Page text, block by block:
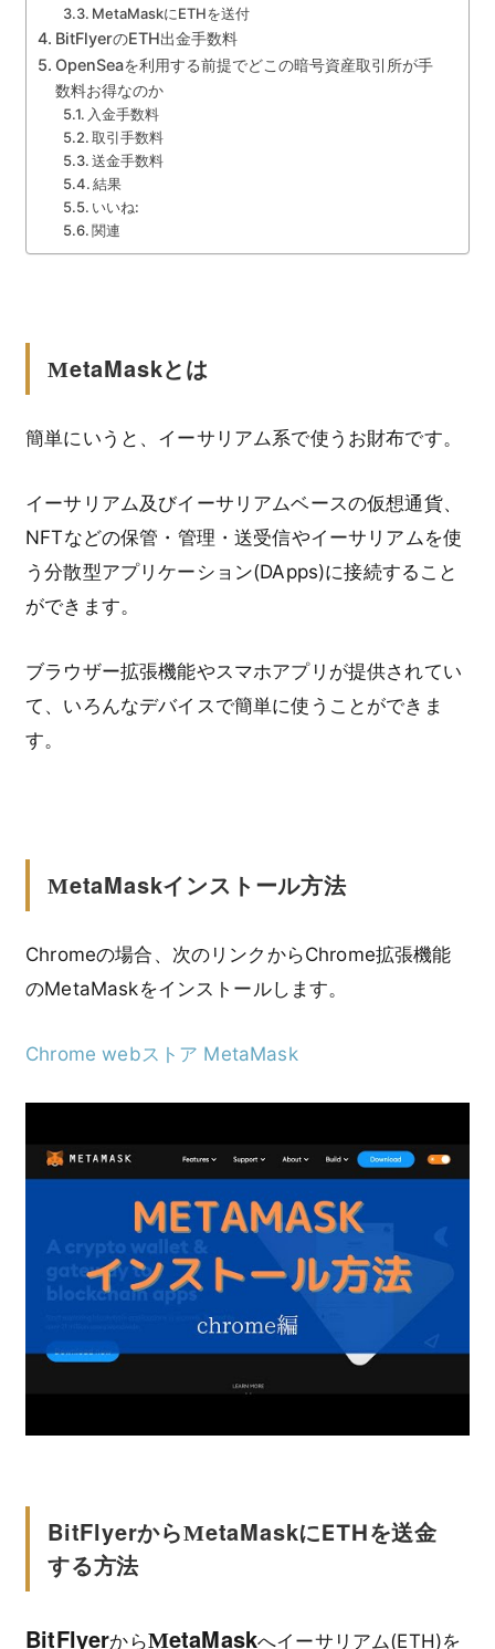
MetaMaskにETHを送付
BitFlyerのETH出金手数料
OpenSeaを利用する前提でどこの暗号資産取引所が手
数料お得なのか
入金手数料
取引手数料
送金手数料
結果
いいね:
関連
MetaMaskとは
簡単にいうと、イーサリアム系で使うお財布です。
イーサリアム及びイーサリアムベースの仮想通貨、
NFTなどの保管・管理・送受信やイーサリアムを使
う分散型アプリケーション(DApps)に接続すること
ができます。
ブラウザー拡張機能やスマホアプリが提供されてい
て、いろんなデバイスで簡単に使うことができま
す。
MetaMaskインストール方法
Chromeの場合、次のリンクからChrome拡張機能
のMetaMaskをインストールします。
Chrome webストア MetaMask
BitFlyerからMetaMaskにETHを送金
する方法
BitFlyerからMetaMaskへイーサリアム(ETH)を